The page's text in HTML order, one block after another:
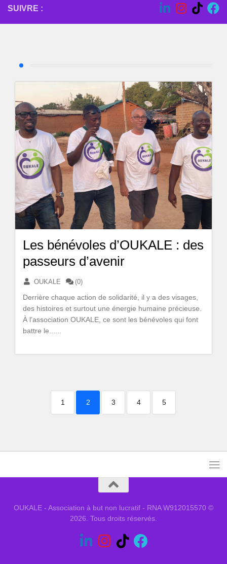
SUIVRE :
Les bénévoles d’OUKALE : des
passeurs d’avenir
OUKALE (0)
Derrière chaque action de solidarité, il y a des visages,
des histoires et surtout une énergie humaine précieuse.
À l’association OUKALE, ce sont les bénévoles qui font
battre le......
1 2 3 4 5
OUKALE - Association à but non lucratif - RNA W912015570 ©
2026. Tous droits réservés.